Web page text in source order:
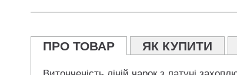
ПРО ТОВАР ЯК КУПИТИ